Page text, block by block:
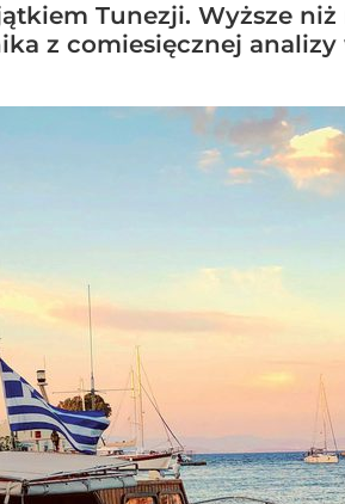
Tunezji. Wyższe
z comiesięcznej analizy